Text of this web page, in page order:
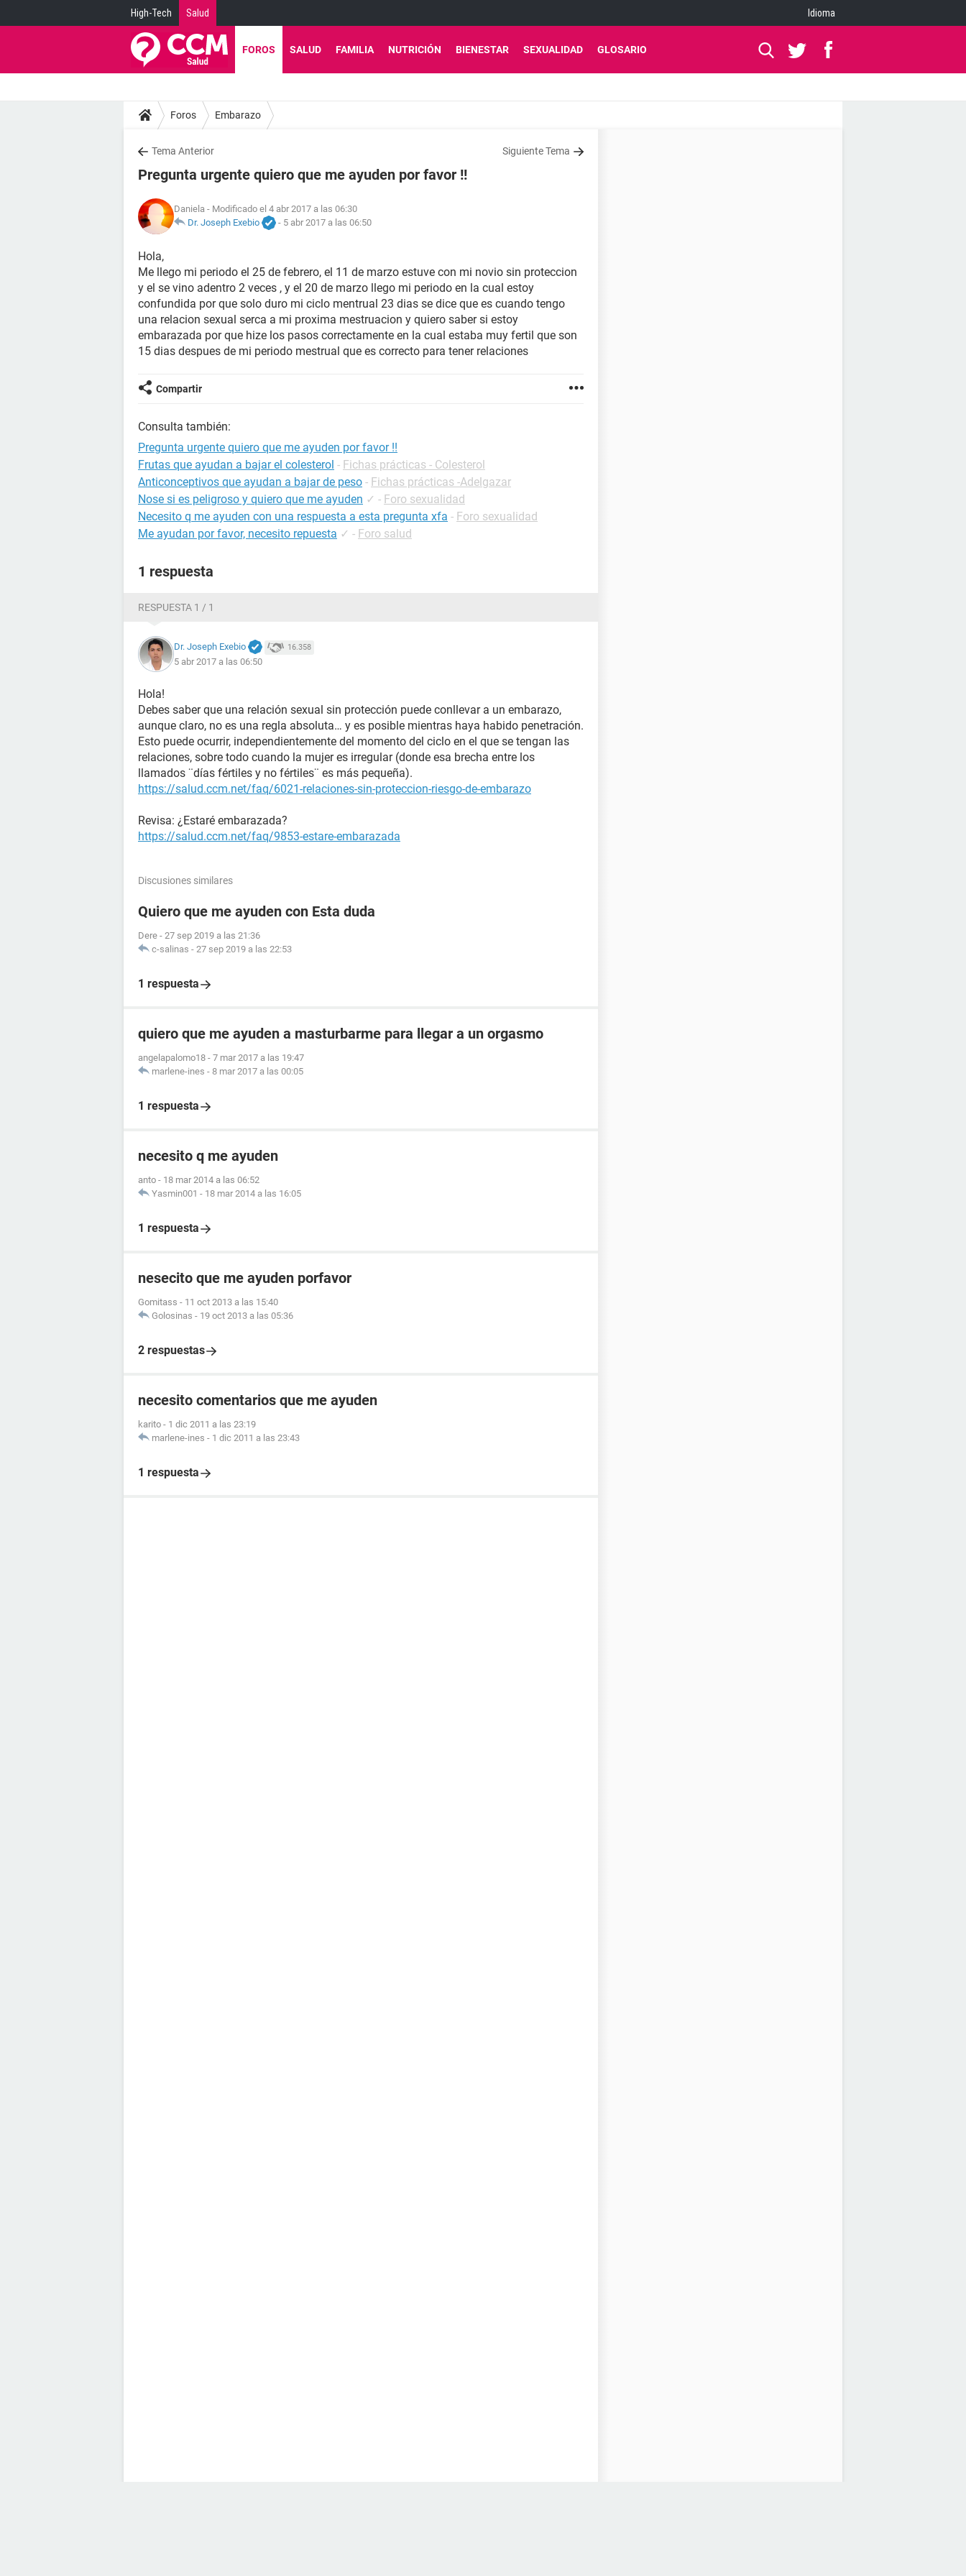
High-Tech Salud Idioma
FOROS SALUD FAMILIA NUTRICIÓN BIENESTAR SEXUALIDAD GLOSARIO
Foros Embarazo
Tema Anterior Siguiente Tema
Pregunta urgente quiero que me ayuden por favor !!
Daniela - Modificado el 4 abr 2017 a las 06:30
Dr. Joseph Exebio
- 5 abr 2017 a las 06:50
Hola,
Me llego mi periodo el 25 de febrero, el 11 de marzo estuve con mi novio sin proteccion
y el se vino adentro 2 veces , y el 20 de marzo llego mi periodo en la cual estoy
confundida por que solo duro mi ciclo mentrual 23 dias se dice que es cuando tengo
una relacion sexual serca a mi proxima mestruacion y quiero saber si estoy
embarazada por que hize los pasos correctamente en la cual estaba muy fertil que son
15 dias despues de mi periodo mestrual que es correcto para tener relaciones
Compartir
Consulta también:
Pregunta urgente quiero que me ayuden por favor !!
Frutas que ayudan a bajar el colesterol - Fichas prácticas - Colesterol
Anticonceptivos que ayudan a bajar de peso - Fichas prácticas -Adelgazar
Nose si es peligroso y quiero que me ayuden ✓ - Foro sexualidad
Necesito q me ayuden con una respuesta a esta pregunta xfa - Foro sexualidad
Me ayudan por favor, necesito repuesta ✓ - Foro salud
1 respuesta
RESPUESTA 1 / 1
Dr. Joseph Exebio 16.358
5 abr 2017 a las 06:50
Hola!
Debes saber que una relación sexual sin protección puede conllevar a un embarazo,
aunque claro, no es una regla absoluta… y es posible mientras haya habido penetración.
Esto puede ocurrir, independientemente del momento del ciclo en el que se tengan las
relaciones, sobre todo cuando la mujer es irregular (donde esa brecha entre los
llamados ¨días fértiles y no fértiles¨ es más pequeña).
https://salud.ccm.net/faq/6021-relaciones-sin-proteccion-riesgo-de-embarazo
Revisa: ¿Estaré embarazada?
https://salud.ccm.net/faq/9853-estare-embarazada
Discusiones similares
Quiero que me ayuden con Esta duda
Dere - 27 sep 2019 a las 21:36
c-salinas - 27 sep 2019 a las 22:53
1 respuesta
quiero que me ayuden a masturbarme para llegar a un orgasmo
angelapalomo18 - 7 mar 2017 a las 19:47
marlene-ines - 8 mar 2017 a las 00:05
1 respuesta
necesito q me ayuden
anto - 18 mar 2014 a las 06:52
Yasmin001 - 18 mar 2014 a las 16:05
1 respuesta
nesecito que me ayuden porfavor
Gomitass - 11 oct 2013 a las 15:40
Golosinas - 19 oct 2013 a las 05:36
2 respuestas
necesito comentarios que me ayuden
karito - 1 dic 2011 a las 23:19
marlene-ines - 1 dic 2011 a las 23:43
1 respuesta